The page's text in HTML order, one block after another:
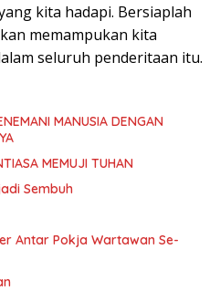
kita hadapi. Bersiaplah
memampukan kita
seluruh penderitaan itu.
MANUSIA DENGAN
MEMUJI TUHAN
Sembuh
Antar Pokja Wartawan Se-